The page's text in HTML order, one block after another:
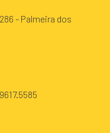
- Palmeira dos